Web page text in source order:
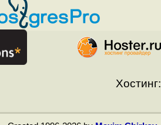
Хостинг: